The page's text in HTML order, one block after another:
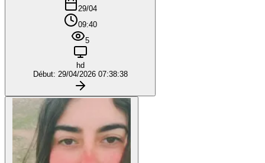
29/04
09:40
5
hd
Début: 29/04/2026 07:38:38